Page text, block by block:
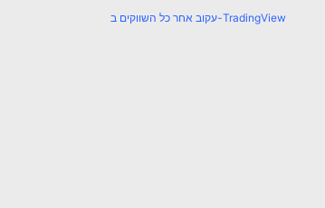
עקוב אחר כל השווקים ב-TradingView